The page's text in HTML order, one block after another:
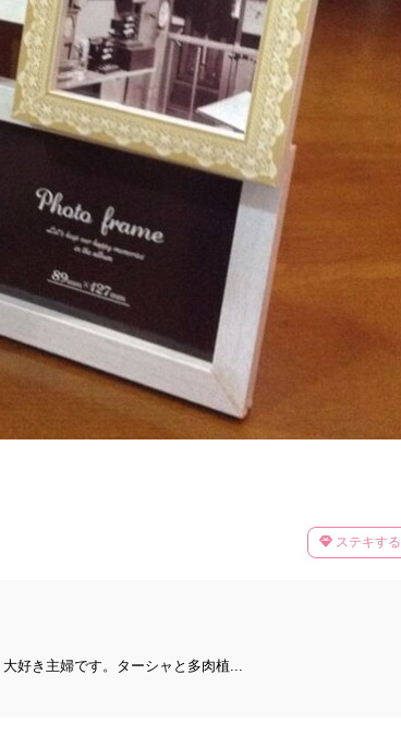
ステキする
好き主婦です。ターシャと多肉植...